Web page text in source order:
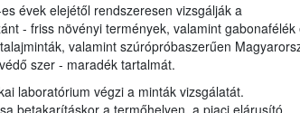
évek elejétől rendszeresen vizsgálják a
- friss növényi termények, valamint gabonafélék
valamint szúrópróbaszerűen
szer - maradék tartalmát.
laboratórium végzi a minták vizsgálatát.